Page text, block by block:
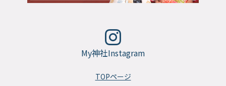
My神社Instagram
TOPページ